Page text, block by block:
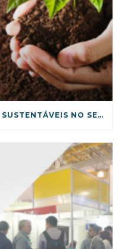
COMO INCLUIR ATITUDES SUSTENTÁVEIS NO SEU DIA A DIA?